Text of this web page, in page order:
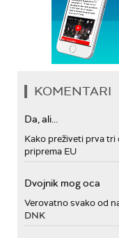
KOMENTARI
Da, ali...
Kako preživeti prva tri
priprema EU
Dvojnik mog oca
Verovatno svako od
DNK